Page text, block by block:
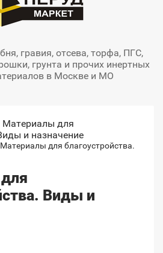
гравия, отсева, торфа, ПГС,
грунта и прочих инертных
в Москве и МО
для
и назначение
Материалы для благоустройства.
Виды и